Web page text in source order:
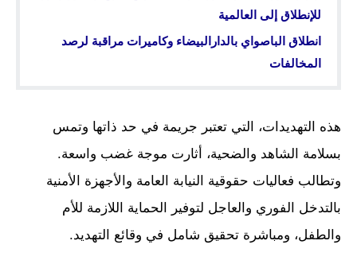
للإنطلاق إلى العالمية
انطلاق الباصواي بالدارالبيضاء وكاميرات مراقبة لرصد
المخالفات
هذه التهديدات، التي تعتبر جريمة في حد ذاتها وتمس
بسلامة الشاهد والضحية، أثارت موجة غضب واسعة.
وتطالب فعاليات حقوقية النيابة العامة والأجهزة الأمنية
بالتدخل الفوري والعاجل لتوفير الحماية اللازمة للأم
والطفل، ومباشرة تحقيق شامل في وقائع التهديد.